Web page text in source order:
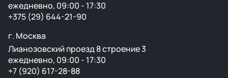
ежедневно, 09:00 - 17:30
+375 (29) 644-21-90
г. Москва
Лианозовский проезд 8 строение 3
ежедневно, 09:00 - 17:30
+7 (920) 617-28-88